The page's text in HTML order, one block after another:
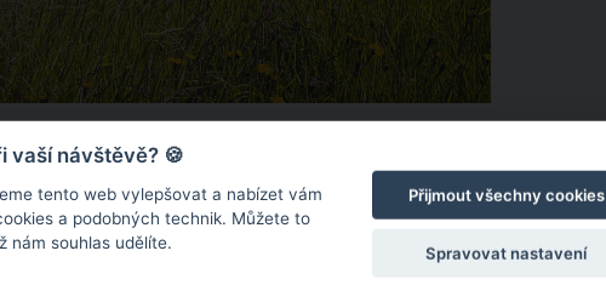
klouzačkou a dalšími prolézačkami, kam se vaše
ZDROJ: TOMÁŠ RUCKÝ
vaší návštěvě? 🍪
tento web vylepšovat a nabízet vám
a podobných technik. Můžete to
nám souhlas udělíte.
Přijmout všechny cookies
Spravovat nastavení